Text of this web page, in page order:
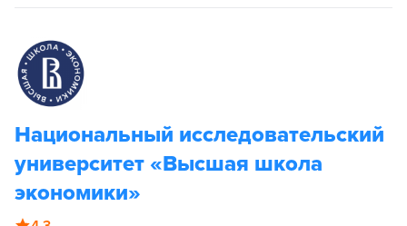
Национальный исследовательский
университет «Высшая школа
экономики»